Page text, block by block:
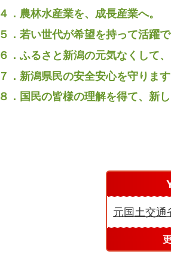
４．農林水産業を、成長産業へ。
５．若い世代が希望を持って活躍で
６．ふるさと新潟の元気なくして
７．新潟県民の安全安心を守ります
８．国民の皆様の理解を得て、新し
元国土交